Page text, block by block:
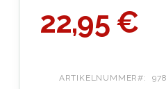
22,95 €
ARTIKELNUMMER